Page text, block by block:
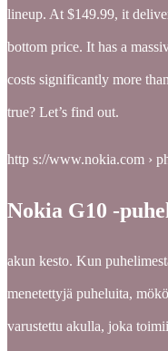
lineup. At $149.99, it
bottom price. It has a
costs significantly more
true? Let’s find out.
http s://www.nokia.com ›
Nokia G10 -
akun kesto. Kun
menetettyjä puheluita,
varustettu akulla, joka